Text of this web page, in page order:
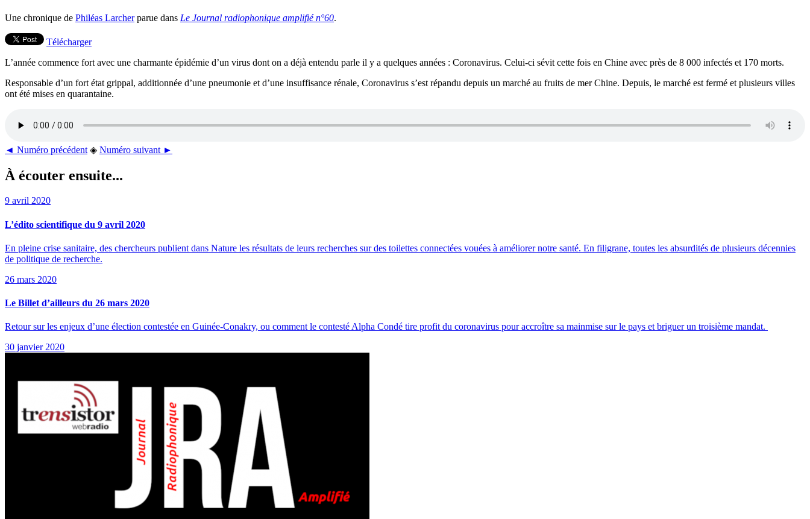
Une chronique de Philéas Larcherparue dans Le Journal radiophonique amplifié n°60.
Télécharger
L’année commence fort avec une charmante épidémie d’un virus dont on a déjà entendu parle il y a quelques années : Coronavirus. Celui-ci sévit cette fois en Chine avec près de 8 000 infectés et 170 morts.
Responsable d’un fort état grippal, additionnée d’une pneumonie et d’une insuffisance rénale, Coronavirus s’est répandu depuis un marché au fruits de mer Chine. Depuis, le marché est fermé et plusieurs villes
ont été mises en quarantaine.
◄ Numéro précédent ◈ Numéro suivant ►
À écouter ensuite...
9 avril 2020
L’édito scientifique du 9 avril 2020
En pleine crise sanitaire, des chercheurs publient dans Nature les résultats de leurs recherches sur des toilettes connectées vouées à améliorer notre santé. En filigrane, toutes les absurdités de plusieurs décennies
de politique de recherche.
26 mars 2020
Le Billet d’ailleurs du 26 mars 2020
Retour sur les enjeux d’une élection contestée en Guinée-Conakry, ou comment le contesté Alpha Condé tire profit du coronavirus pour accroître sa mainmise sur le pays et briguer un troisième mandat.
30 janvier 2020